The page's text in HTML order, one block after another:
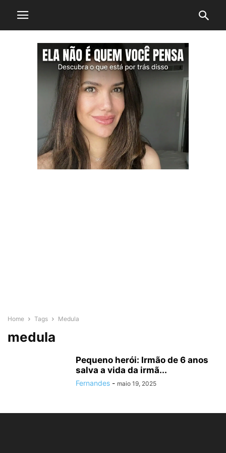
Home Tags Medula
medula
Pequeno herói: Irmão de 6 anos
salva a vida da irmã...
Fernandes - maio 19, 2025